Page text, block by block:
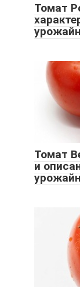
Томат
Томат
и